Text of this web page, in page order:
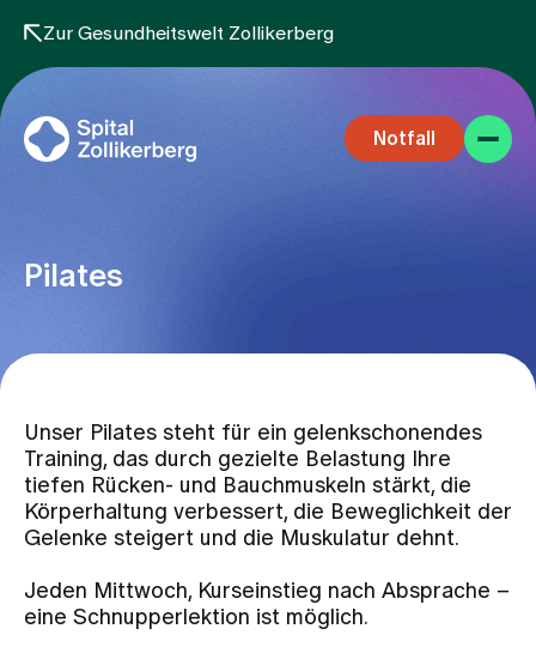
Zur Gesundheitswelt Zollikerberg
Notfall
Aufenthalt
Team
Zuweisende
Pilates
Unser Pilates steht für ein gelenkschonendes
Training, das durch gezielte Belastung Ihre
tiefen Rücken- und Bauchmuskeln stärkt, die
Körperhaltung verbessert, die Beweglichkeit der
Gelenke steigert und die Muskulatur dehnt.
Jeden Mittwoch, Kurseinstieg nach Absprache –
eine Schnupperlektion ist möglich.